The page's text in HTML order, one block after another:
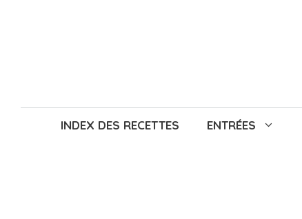
INDEX DES RECETTES ENTRÉES